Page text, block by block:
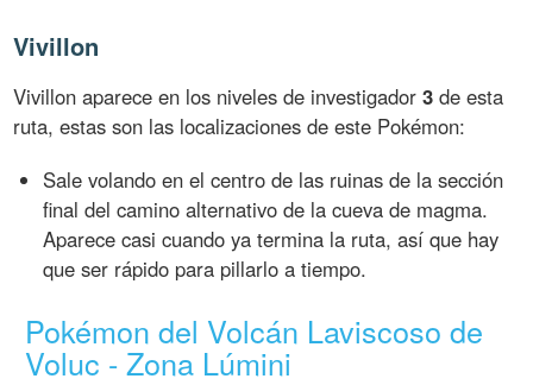
Vivillon
Vivillon aparece en los niveles de investigador3 de esta
ruta, estas son las localizaciones de este Pokémon:
Sale volando en el centro de las ruinas de la sección
final del camino alternativo de la cueva de magma.
Aparece casi cuando ya termina la ruta, así que hay
que ser rápido para pillarlo a tiempo.
Pokémon del Volcán Laviscoso de
Voluc - Zona Lúmini